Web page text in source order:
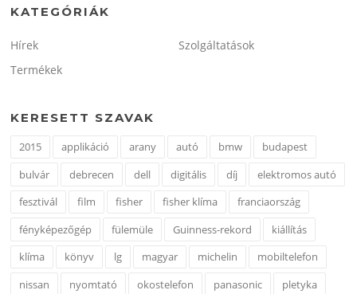
KATEGÓRIÁK
Hírek
Szolgáltatások
Termékek
KERESETT SZAVAK
2015 applikáció arany autó bmw
budapest
bulvár
debrecen dell digitális díj
elektromos autó
fesztivál
film fisher fisher klíma
franciaország
fényképezőgép
fülemüle Guinness-rekord
kiállítás
klíma
könyv lg magyar michelin
mobiltelefon
nissan
nyomtató okostelefon panasonic
pletyka